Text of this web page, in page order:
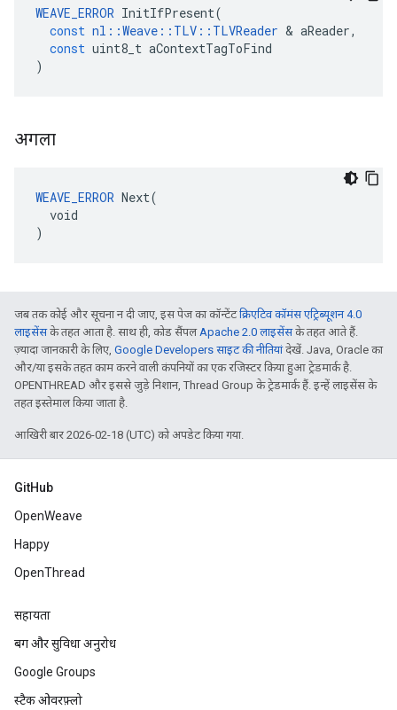
WEAVE_ERROR InitIfPresent(
const nl ::Weave :: TLV :: TLVReader & aReader,
const uint8_t aContextTagToFind
)
अगला
WEAVE_ERROR Next(
  void
)
जब तक कोई और सूचना न दी जाए, इस पेज का कॉन्टेंटक्रिएटिव कॉमंस एट्रिब्यूशन 4.0
लाइसेंसके तहत आता है. साथ ही, कोड सैंपलApache 2.0 लाइसेंसके तहत आते हैं.
ज़्यादा जानकारी के लिए, Google Developers साइट की नीतियांदेखें. Java, Oracle का
और/या इसके तहत काम करने वाली कंपनियों का एक रजिस्टर किया हुआ ट्रेडमार्क है.
OPENTHREAD और इससे जुड़े निशान, Thread Group के ट्रेडमार्क हैं. इन्हें लाइसेंस के
तहत इस्तेमाल किया जाता है.
आखिरी बार 2026-02-18 (UTC) को अपडेट किया गया.
GitHub
OpenWeave
Happy
OpenThread
सहायता
बग और सुविधा अनुरोध
Google Groups
स्टैक ओवरफ़्लो